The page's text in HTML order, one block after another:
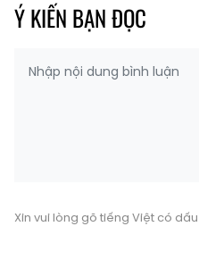
Ý KIẾN BẠN ĐỌC
Xin vui lòng gõ tiếng Việt có dấu